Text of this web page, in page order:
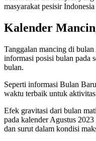
masyarakat pesisir
Kalender
Tanggalan mancing di
informasi posisi bulan pada
bulan.
Seperti informasi Bulan
waktu terbaik untuk
Efek gravitasi dari bulan
pada kalender Agustus
dan surut dalam kondisi